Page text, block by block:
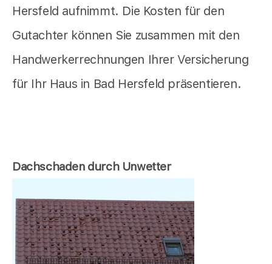
Hersfeld aufnimmt. Die Kosten für den
Gutachter können Sie zusammen mit den
Handwerkerrechnungen Ihrer Versicherung
für Ihr Haus in Bad Hersfeld präsentieren.
Dachschaden durch Unwetter